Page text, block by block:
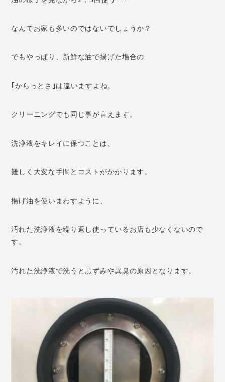
なんてお家も多いのではないでしょうか？
でもやっぱり、新鮮な油で揚げた場合の
｢からっとさ｣は違いますよね。
クリーニングでも同じ事が言えます。
洗浄液をキレイに保つことは、
難しく大変な手間とコストがかかります。
揚げ油を使いまわすように、
汚れた洗浄液を繰り返し使っているお店も少なくないので
す。
汚れた洗浄液で洗うと黒ずみや異臭の原因となります。